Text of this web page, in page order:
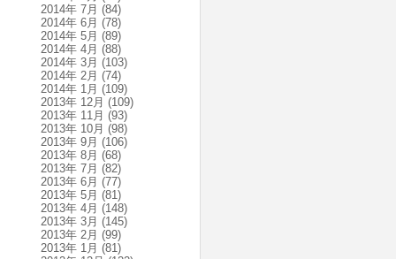
2014年 7月 (84)
2014年 6月 (78)
2014年 5月 (89)
2014年 4月 (88)
2014年 3月 (103)
2014年 2月 (74)
2014年 1月 (109)
2013年 12月 (109)
2013年 11月 (93)
2013年 10月 (98)
2013年 9月 (106)
2013年 8月 (68)
2013年 7月 (82)
2013年 6月 (77)
2013年 5月 (81)
2013年 4月 (148)
2013年 3月 (145)
2013年 2月 (99)
2013年 1月 (81)